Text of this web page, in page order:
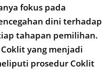
fokus pada
dini terhadap
tahapan pemilihan.
yang menjadi
prosedur Coklit